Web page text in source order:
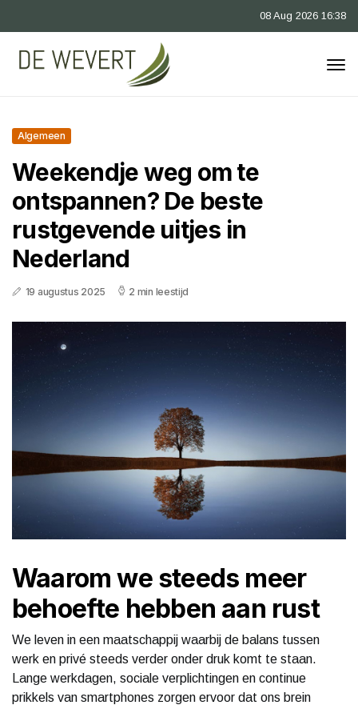
08 Aug 2026 16:38
Algemeen
Weekendje weg om te
ontspannen? De beste
rustgevende uitjes in
Nederland
19 augustus 2025 2 min leestijd
Waarom we steeds meer
behoefte hebben aan rust
We leven in een maatschappij waarbij de balans tussen
werk en privé steeds verder onder druk komt te staan.
Lange werkdagen, sociale verplichtingen en continue
prikkels van smartphones zorgen ervoor dat ons brein